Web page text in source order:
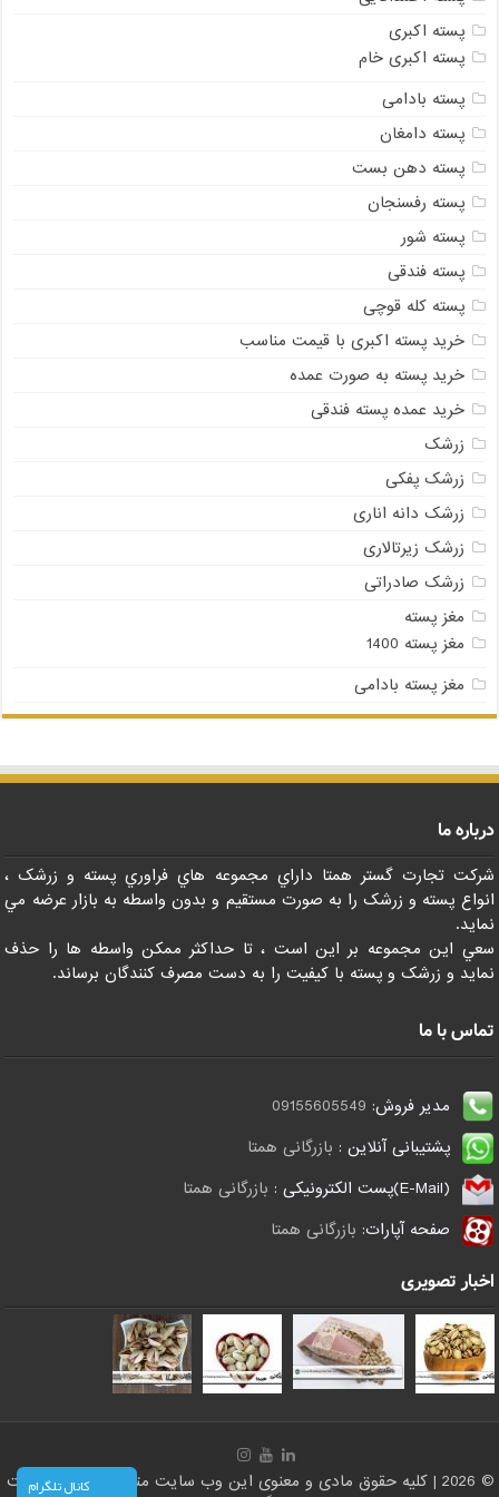
پسته اکبری
پسته اکبری خام
پسته بادامی
پسته دامغان
پسته دهن بست
پسته رفسنجان
پسته شور
پسته فندقی
پسته کله قوچی
خرید پسته اکبری با قیمت مناسب
خرید پسته به صورت عمده
خرید عمده پسته فندقی
زرشک
زرشک پفکی
زرشک دانه اناری
زرشک زیرتالاری
زرشک صادراتی
مغز پسته
مغز پسته 1400
مغز پسته بادامی
درباره ما
شرکت تجارت گستر همتا داراي مجموعه هاي فراوري پسته و زرشک ،
انواع پسته و زرشک را به صورت مستقيم و بدون واسطه به بازار عرضه مي
نمايد.
سعي اين مجموعه بر اين است ، تا حداکثر ممکن واسطه ها را حذف
نمايد و زرشک و پسته با کيفيت را به دست مصرف کنندگان برساند.
تماس با ما
مدیر فروش: 09155605549
پشتیبانی آنلاین : بازرگانی همتا
(E-Mail)پست الکترونیکی :
بازرگانی همتا
صفحه آپارات: بازرگانی همتا
اخبار تصویری
© 2026 | کلیه حقوق مادی و معنوی این وب سایت متعلق است به سایت
کانال تلگرام